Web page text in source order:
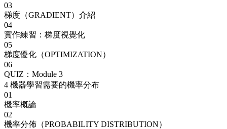
03
梯度（GRADIENT）介紹
04
實作練習：梯度視覺化
05
梯度優化（OPTIMIZATION）
06
QUIZ：Module 3
4 機器學習需要的機率分布
01
機率概論
02
機率分佈（PROBABILITY DISTRIBUTION）